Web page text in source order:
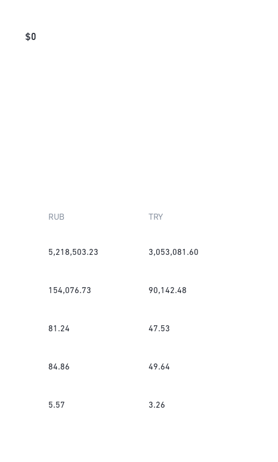
$0
RUB TRY
5,218,503.23 3,053,081.60
154,076.73 90,142.48
81.24 47.53
84.86 49.64
5.57 3.26